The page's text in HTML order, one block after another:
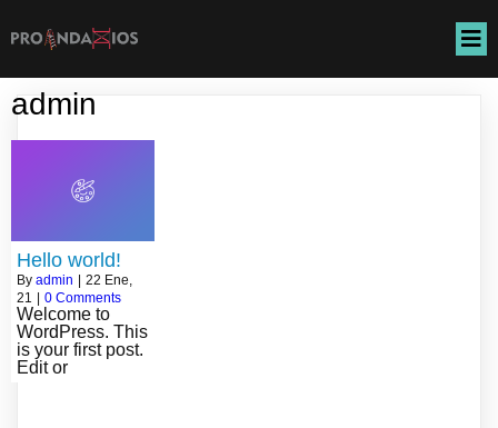
admin
Hello world!
By admin | 22 Ene,
21 | 0 Comments
Welcome to
WordPress. This
is your first post.
Edit or